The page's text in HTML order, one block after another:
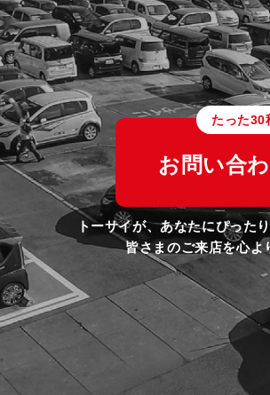
たった30
お問い合
トーサイが、あなたにぴった
皆さまのご来店を心よ